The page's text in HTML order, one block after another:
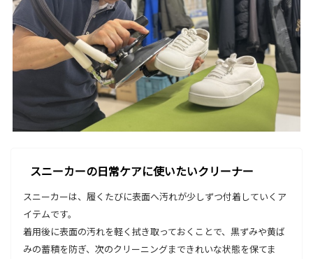
スニーカーの日常ケアに使いたいクリーナー
スニーカーは、履くたびに表面へ汚れが少しずつ付着していくア
イテムです。
着用後に表面の汚れを軽く拭き取っておくことで、黒ずみや黄ば
みの蓄積を防ぎ、次のクリーニングまできれいな状態を保てま